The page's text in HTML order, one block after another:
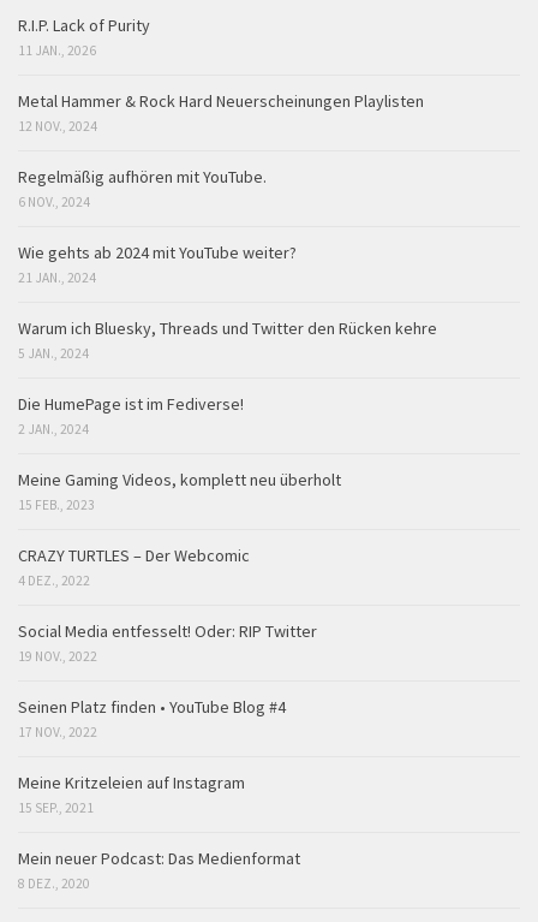
R.I.P. Lack of Purity
11 JAN., 2026
Metal Hammer & Rock Hard Neuerscheinungen Playlisten
12 NOV., 2024
Regelmäßig aufhören mit YouTube.
6 NOV., 2024
Wie gehts ab 2024 mit YouTube weiter?
21 JAN., 2024
Warum ich Bluesky, Threads und Twitter den Rücken kehre
5 JAN., 2024
Die HumePage ist im Fediverse!
2 JAN., 2024
Meine Gaming Videos, komplett neu überholt
15 FEB., 2023
CRAZY TURTLES – Der Webcomic
4 DEZ., 2022
Social Media entfesselt! Oder: RIP Twitter
19 NOV., 2022
Seinen Platz finden • YouTube Blog #4
17 NOV., 2022
Meine Kritzeleien auf Instagram
15 SEP., 2021
Mein neuer Podcast: Das Medienformat
8 DEZ., 2020